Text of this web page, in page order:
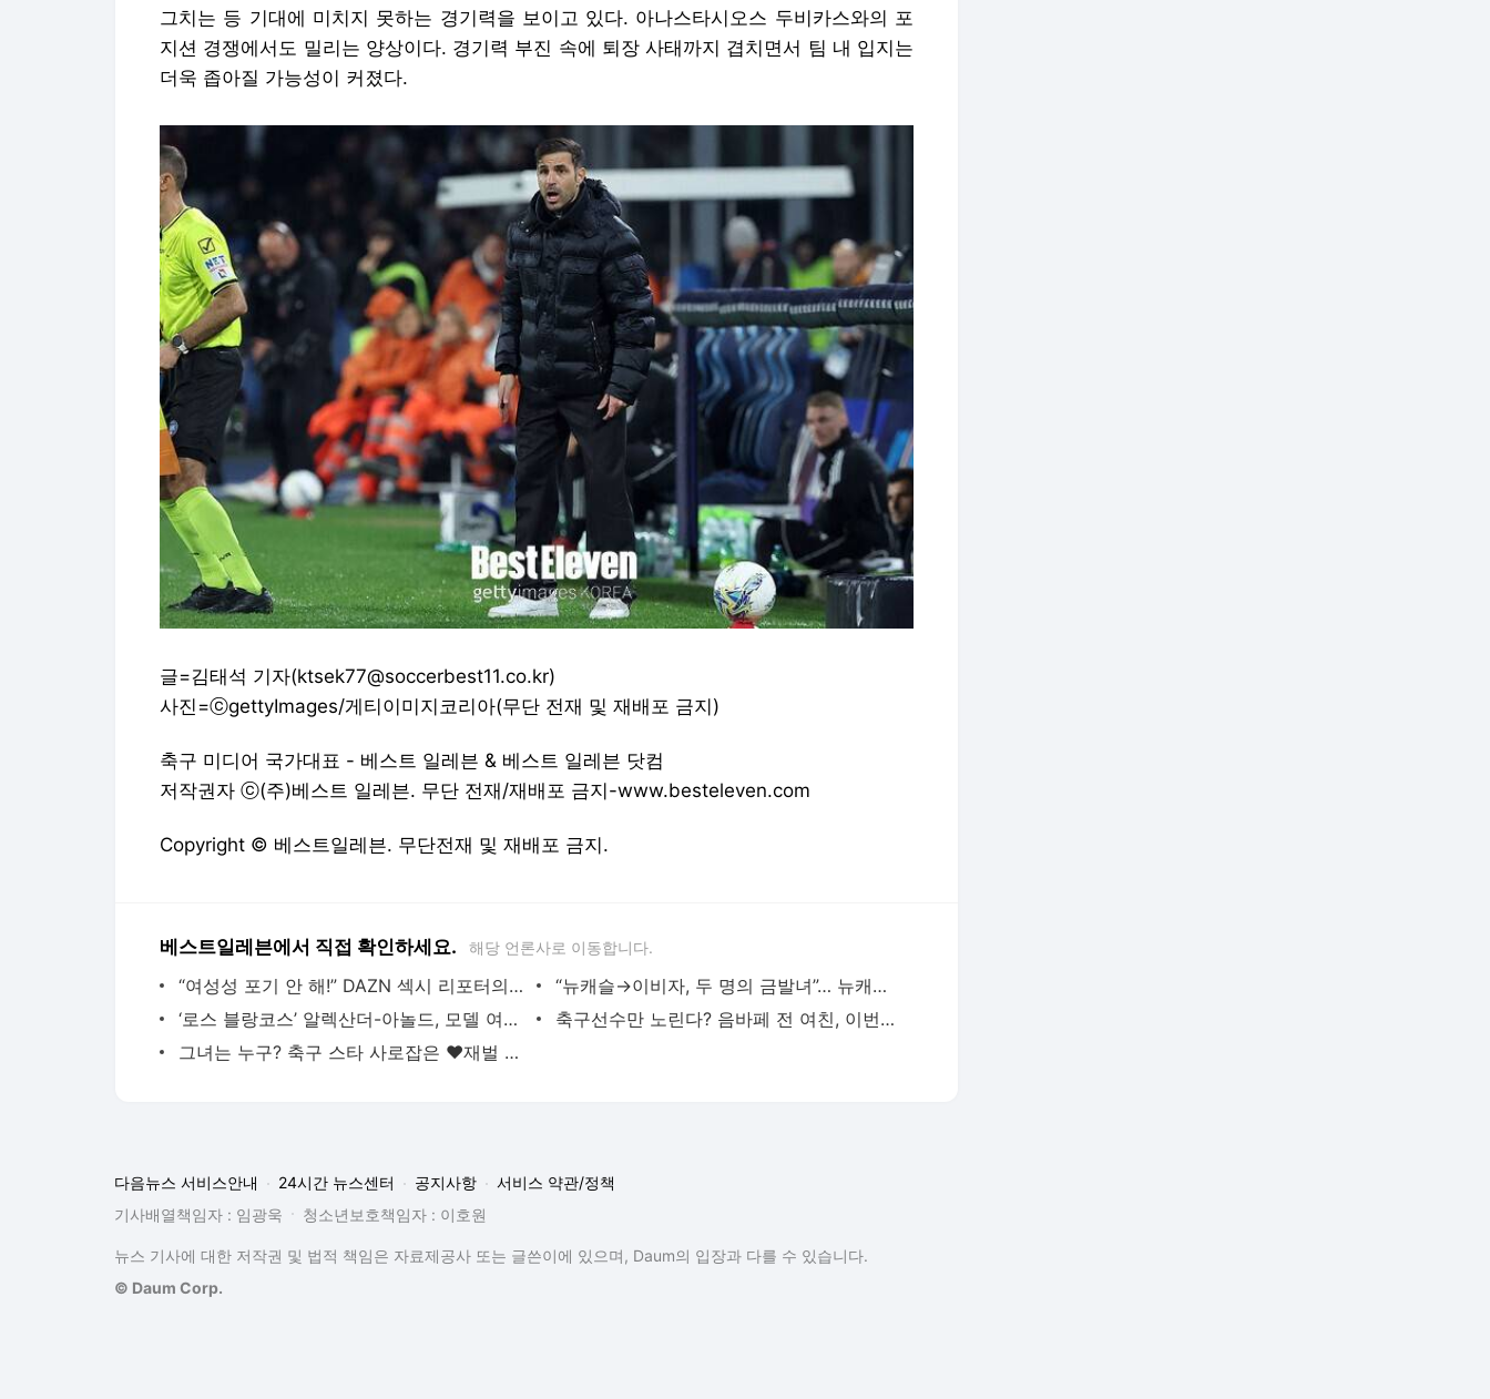
그치는 등 기대에 미치지 못하는 경기력을 보이고 있다. 아나스타시오스 두비카스와의 포
지션 경쟁에서도 밀리는 양상이다. 경기력 부진 속에 퇴장 사태까지 겹치면서 팀 내 입지는
더욱 좁아질 가능성이 커졌다.
글=김태석 기자(ktsek77@soccerbest11.co.kr)
사진=ⓒgettyImages/게티이미지코리아(무단 전재 및 재배포 금지)
축구 미디어 국가대표 - 베스트 일레븐 & 베스트 일레븐 닷컴
저작권자 ⓒ(주)베스트 일레븐. 무단 전재/재배포 금지-www.besteleven.com
Copyright © 베스트일레븐. 무단전재 및 재배포 금지.
베스트일레븐에서 직접 확인하세요. 해당 언론사로 이동합니다.
“여성성 포기 안 해!” DAZN 섹시 리포터의 비장의 무기는 ‘노출 패션’ - Best Eleven
“뉴캐슬→이비자, 두 명의 금발녀”… 뉴캐슬 스타, 결혼 위기 속 ‘원정 파티’ - Best Eleven
‘로스 블랑코스’ 알렉산더-아놀드, 모델 여친도 ‘순백 드레스’로 깔맞춤 - Best Eleven
축구선수만 노린다? 음바페 전 여친, 이번엔 맨유 스타와 열애… 새로운 ♥︎ 찾았다 - Best Eleven
그녀는 누구? 축구 스타 사로잡은 ♥︎재벌 5세와의 테니스 데이트 - Best Eleven
다음뉴스 서비스안내 24시간 뉴스센터 공지사항
서비스 약관/정책
기사배열책임자 : 임광욱
청소년보호책임자 : 이호원
뉴스 기사에 대한 저작권 및 법적 책임은 자료제공사 또는 글쓴이에 있으며, Daum의 입장과 다를 수 있습니다.
© Daum Corp.